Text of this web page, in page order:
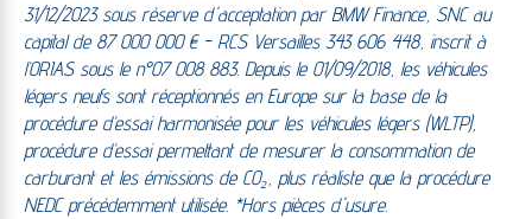
31/12/2023 sous réserve d'acceptation par BMW Finance, SNC au
capital de 87 000 000 € - RCS Versailles 343 606 448, inscrit à
l’ORIAS sous le n°07 008 883. Depuis le 01/09/2018, les véhicules
légers neufs sont réceptionnés en Europe sur la base de la
procédure d’essai harmonisée pour les véhicules légers (WLTP),
procédure d’essai permettant de mesurer la consommation de
carburant et les émissions de CO₂, plus réaliste que la procédure
NEDC précédemment utilisée. *Hors pièces d'usure.